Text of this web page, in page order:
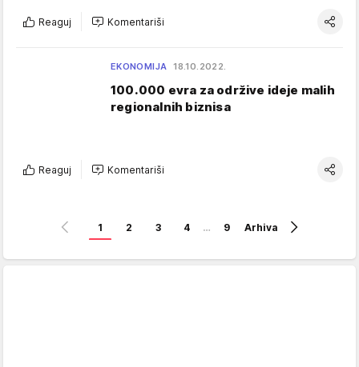
Reaguj Komentariši
EKONOMIJA 18.10.2022.
100.000 evra za održive ideje malih
regionalnih biznisa
Reaguj Komentariši
1 2 3 4 … 9 Arhiva